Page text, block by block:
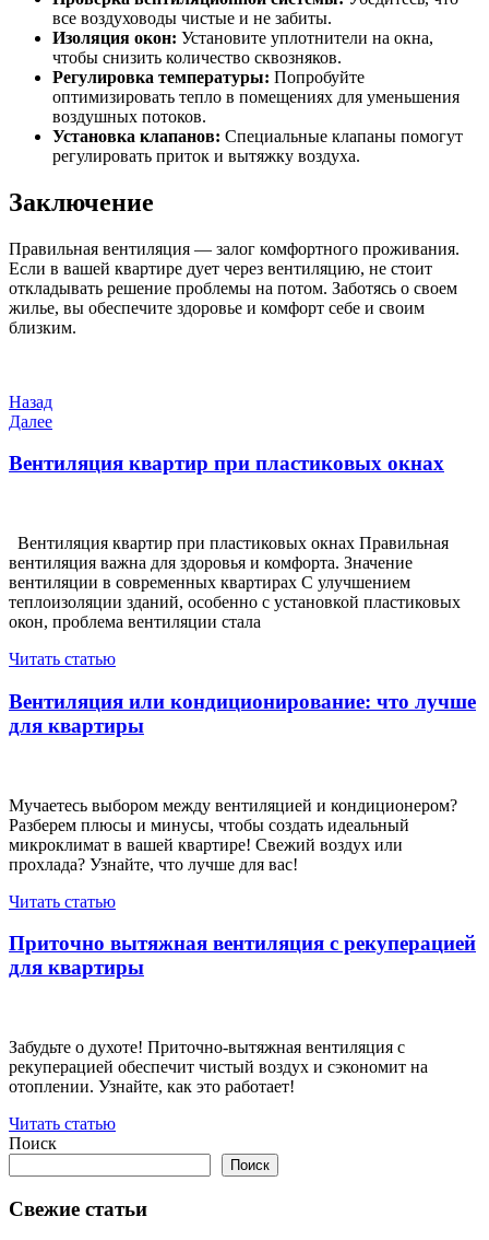
все воздуховоды чистые и не забиты.
Изоляция окон: Установите уплотнители на окна,
чтобы снизить количество сквозняков.
Регулировка температуры: Попробуйте
оптимизировать тепло в помещениях для уменьшения
воздушных потоков.
Установка клапанов: Специальные клапаны помогут
регулировать приток и вытяжку воздуха.
Заключение
Правильная вентиляция — залог комфортного проживания.
Если в вашей квартире дует через вентиляцию, не стоит
откладывать решение проблемы на потом. Заботясь о своем
жилье, вы обеспечите здоровье и комфорт себе и своим
близким.
Навигация
по
записям
Предыдущая
запись
Назад
Следующая
Далее
Вентиляция квартир при пластиковых окнах
Вентиляция квартир при пластиковых окнах Правильная
вентиляция важна для здоровья и комфорта. Значение
вентиляции в современных квартирах С улучшением
теплоизоляции зданий, особенно с установкой пластиковых
окон, проблема вентиляции стала
Читать статью
Вентиляция или кондиционирование: что лучше
для квартиры
Мучаетесь выбором между вентиляцией и кондиционером?
Разберем плюсы и минусы, чтобы создать идеальный
микроклимат в вашей квартире! Свежий воздух или
прохлада? Узнайте, что лучше для вас!
Читать статью
Приточно вытяжная вентиляция с рекуперацией
для квартиры
Забудьте о духоте! Приточно-вытяжная вентиляция с
рекуперацией обеспечит чистый воздух и сэкономит на
отоплении. Узнайте, как это работает!
Читать статью
Поиск
Поиск
Свежие статьи